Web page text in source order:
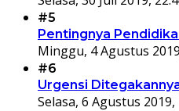
#5
Pentingnya
Minggu, 4 Agustus
#6
Urgensi
Selasa, 6 Agustus 2019,